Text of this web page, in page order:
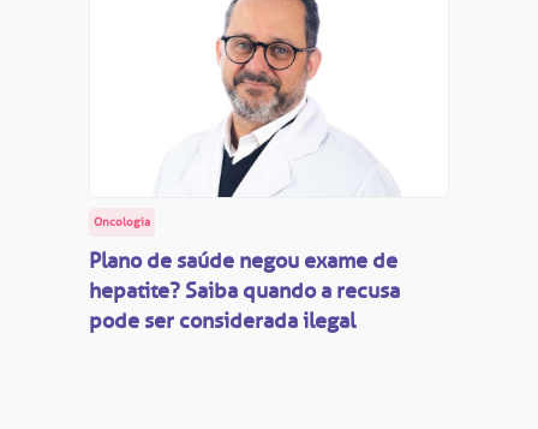
Oncologia
Plano de saúde negou exame de
hepatite? Saiba quando a recusa
pode ser considerada ilegal